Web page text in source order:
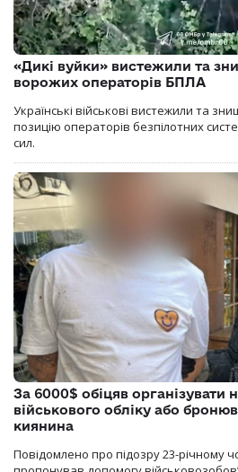
«Дикі вуйки» вистежили та
ворожих операторів БПЛА
Українські військові вистежили та
позицію операторів безпілотних
сил.
За 6000$ обіцяв організувати
військового обліку або
киянина
Повідомлено про підозру 23-річному